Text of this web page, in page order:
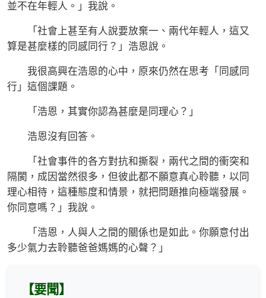
並不在年輕人。」我說。
「社會上甚至有人說要放棄一、兩代年輕人，這又
算是甚麼樣的同感同行？」浩恩說。
我很高興在浩恩的心中，原來仍然在思考「同感同
行」這個課題。
「浩恩，其實你認為甚麼是同理心？」
浩恩沒有回答。
「社會事件的各方對抗和撕裂，兩代之間的衝突和
隔閡，成因當然很多，但彼此都不願意真心聆聽，以同
理心相待，這種態度和情景，就把問題推向極端發展。
你同意嗎？」我說。
「浩恩，人與人之間的關係也是如此。你願意付出
多少氣力去聆聽爸爸媽媽的心聲？」
【要聞】